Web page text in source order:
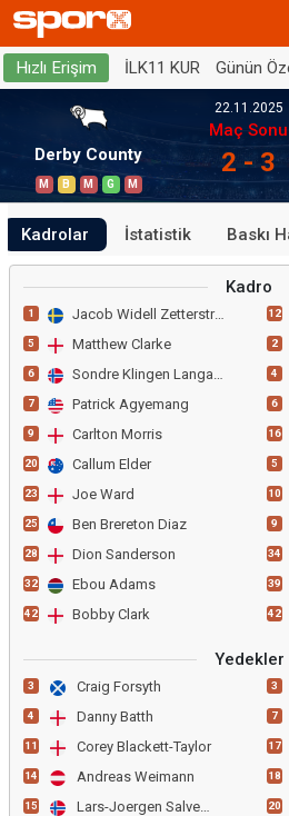
Hızlı Erişim İLK11 KUR Günün
Derby County
M B M G M
22.11.2025
Maç Sonu
2 - 3
Kadrolar İstatistik Baskı
Kadro
1 Jacob Widell Zetterstroem
5 Matthew Clarke
6 Sondre Klingen Langaas
7 Patrick Agyemang
9 Carlton Morris
20 Callum Elder
23 Joe Ward
25 Ben Brereton Diaz
28 Dion Sanderson
32 Ebou Adams
42 Bobby Clark
12
2
4
6
16
5
10
9
34
39
42
Yedekler
3 Craig Forsyth
4 Danny Batth
11 Corey Blackett-Taylor
14 Andreas Weimann
15 Lars-Joergen Salvesen
3
7
17
18
20